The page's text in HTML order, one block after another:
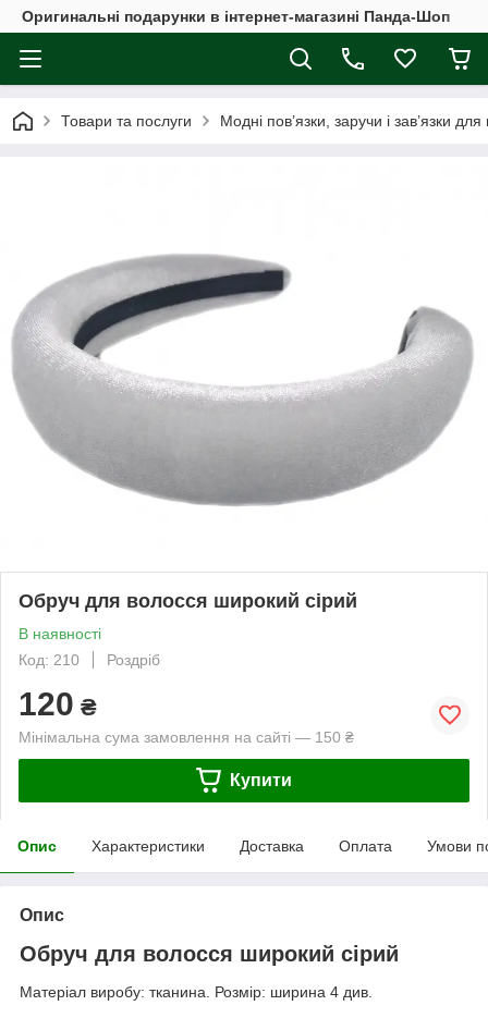
Оригинальні подарунки в інтернет-магазині Панда-Шоп
Товари та послуги Модні пов’язки, заручи і зав’язки
Обруч для волосся широкий сірий
В наявності
Код: 210
Роздріб
120 ₴
Мінімальна сума замовлення на сайті — 150 ₴
Купити
Опис Характеристики Доставка Оплата Умови
Опис
Обруч для волосся широкий сірий
Матеріал виробу: тканина. Розмір: ширина 4 див.